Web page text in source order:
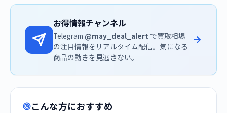
お得情報チャンネル
Telegram @may_deal_alert で買取相場
の注目情報をリアルタイム配信。気になる
商品の動きを見逃さない。
こんな方におすすめ